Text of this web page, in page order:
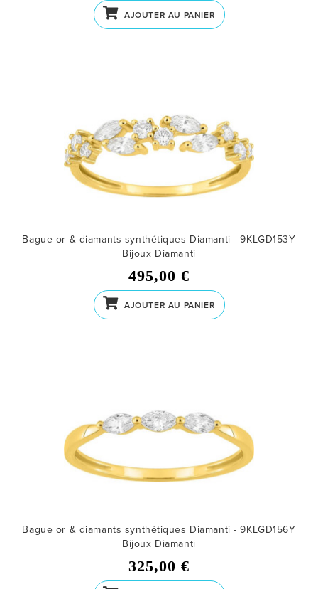
AJOUTER AU PANIER
Bague or & diamants synthétiques Diamanti - 9KLGD153Y
Bijoux Diamanti
495,00 €
AJOUTER AU PANIER
Bague or & diamants synthétiques Diamanti - 9KLGD156Y
Bijoux Diamanti
325,00 €